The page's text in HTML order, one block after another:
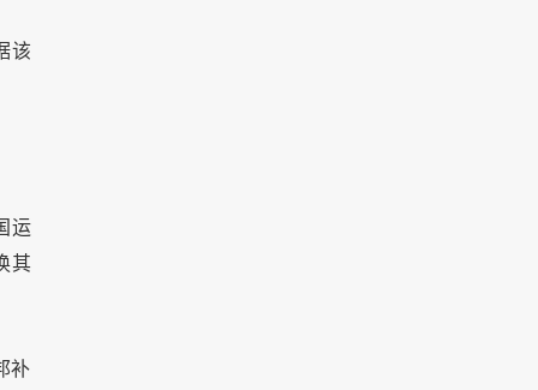
该
运
其
补